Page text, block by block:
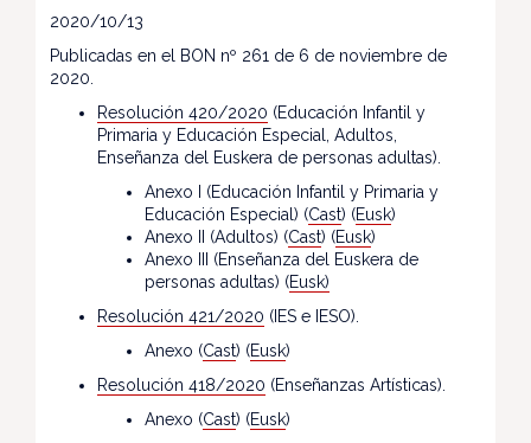
2020/10/13
Publicadas en el BON nº 261 de 6 de noviembre de
2020.
Resolución 420/2020 (Educación Infantil y
Primaria y Educación Especial, Adultos,
Enseñanza del Euskera de personas adultas).
Anexo I (Educación Infantil y Primaria y
Educación Especial) (Cast) (Eusk)
Anexo II (Adultos) (Cast) (Eusk)
Anexo III (Enseñanza del Euskera de
personas adultas) (Eusk)
Resolución 421/2020 (IES e IESO).
Anexo (Cast) (Eusk)
Resolución 418/2020 (Enseñanzas Artísticas).
Anexo (Cast) (Eusk)